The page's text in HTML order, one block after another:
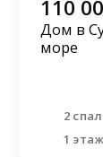
110
Дом в
море
2
1 этаж